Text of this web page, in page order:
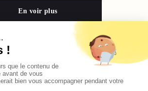
En voir plus